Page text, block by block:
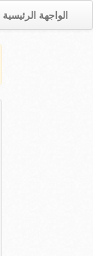
الواجهة الرئيسية